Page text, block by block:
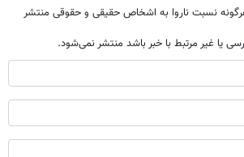
نسبت ناروا به اشخاص حقیقی و حقوقی منتشر
یا غیر مرتبط با خبر باشد منتشر نمی‌شود.